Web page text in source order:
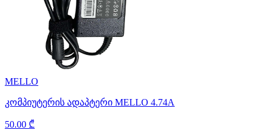
MELLO
კომპიუტერის ადაპტერი MELLO 4.74A
50.00 ₾